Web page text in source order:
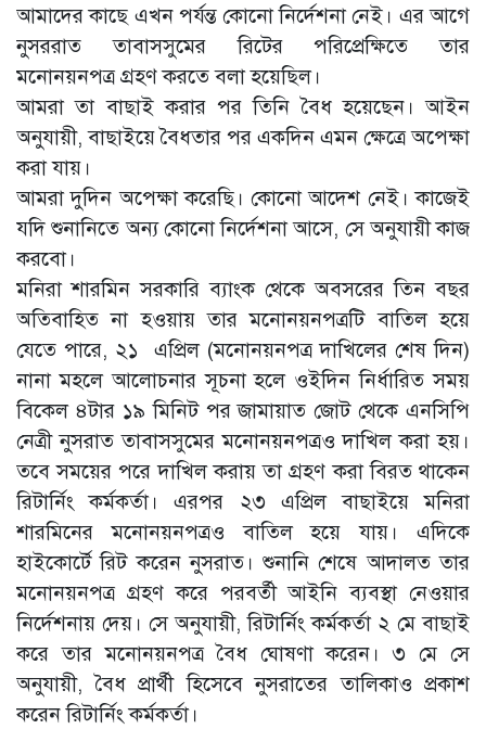
আমাদের কাছে এখন পর্যন্ত কোনো নির্দেশনা নেই। এর আগে
নুসররাত তাবাসসুমের রিটের পরিপ্রেক্ষিতে তার
মনোনয়নপত্র গ্রহণ করতে বলা হয়েছিল।
আমরা তা বাছাই করার পর তিনি বৈধ হয়েছেন। আইন
অনুযায়ী, বাছাইয়ে বৈধতার পর একদিন এমন ক্ষেত্রে অপেক্ষা
করা যায়।
আমরা দুদিন অপেক্ষা করেছি। কোনো আদেশ নেই। কাজেই
যদি শুনানিতে অন্য কোনো নির্দেশনা আসে, সে অনুযায়ী কাজ
করবো।
মনিরা শারমিন সরকারি ব্যাংক থেকে অবসরের তিন বছর
অতিবাহিত না হওয়ায় তার মনোনয়নপত্রটি বাতিল হয়ে
যেতে পারে, ২১ এপ্রিল (মনোনয়নপত্র দাখিলের শেষ দিন)
নানা মহলে আলোচনার সূচনা হলে ওইদিন নির্ধারিত সময়
বিকেল ৪টার ১৯ মিনিট পর জামায়াত জোট থেকে এনসিপি
নেত্রী নুসরাত তাবাসসুমের মনোনয়নপত্রও দাখিল করা হয়।
তবে সময়ের পরে দাখিল করায় তা গ্রহণ করা বিরত থাকেন
রিটার্নিং কর্মকর্তা। এরপর ২৩ এপ্রিল বাছাইয়ে মনিরা
শারমিনের মনোনয়নপত্রও বাতিল হয়ে যায়। এদিকে
হাইকোর্টে রিট করেন নুসরাত। শুনানি শেষে আদালত তার
মনোনয়নপত্র গ্রহণ করে পরবর্তী আইনি ব্যবস্থা নেওয়ার
নির্দেশনায় দেয়। সে অনুযায়ী, রিটার্নিং কর্মকর্তা ২ মে বাছাই
করে তার মনোনয়নপত্র বৈধ ঘোষণা করেন। ৩ মে সে
অনুযায়ী, বৈধ প্রার্থী হিসেবে নুসরাতের তালিকাও প্রকাশ
করেন রিটার্নিং কর্মকর্তা।